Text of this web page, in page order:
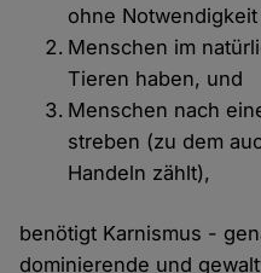
ohne
Menschen im
Tieren haben, und
Menschen nach
streben (zu dem
Handeln zählt),
benötigt Karnismus -
dominierende und